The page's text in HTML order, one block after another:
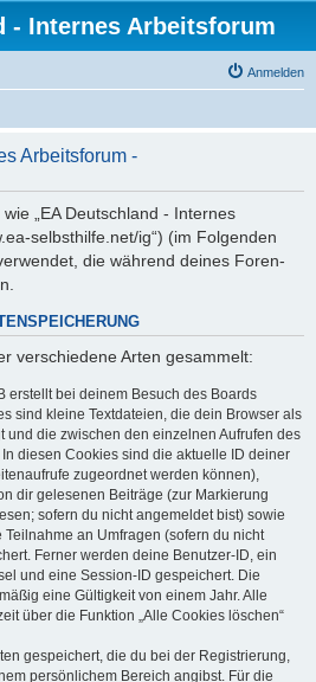
- Internes Arbeitsforum
Anmelden
Arbeitsforum -
„EA Deutschland - Internes
selbsthilfe.net/ig“) (im Folgenden
die während deines Foren-
verschiedene Arten gesammelt:
erstellt bei deinem Besuch des Boards
sind kleine Textdateien, die dein Browser als
und die zwischen den einzelnen Aufrufen des
diesen Cookies sind die aktuelle ID deiner
zugeordnet werden können),
dir gelesenen Beiträge (zur Markierung
sofern du nicht angemeldet bist) sowie
Teilnahme an Umfragen (sofern du nicht
Ferner werden deine Benutzer-ID, ein
und eine Session-ID gespeichert. Die
eine Gültigkeit von einem Jahr. Alle
über die Funktion „Alle Cookies löschen“
gespeichert, die du bei der Registrierung,
persönlichem Bereich angibst. Für die